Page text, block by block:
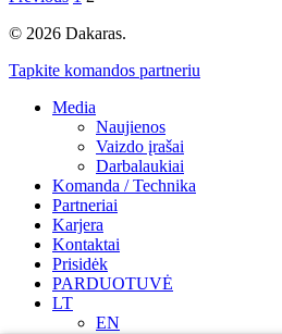
© 2026 Dakaras.
Tapkite komandos partneriu
Media
Naujienos
Vaizdo įrašai
Darbalaukiai
Komanda / Technika
Partneriai
Karjera
Kontaktai
Prisidėk
PARDUOTUVĖ
LT
EN